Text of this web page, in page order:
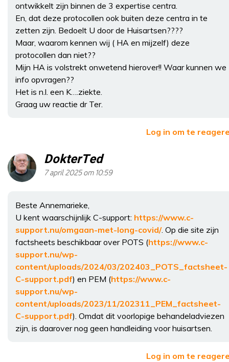
ontwikkelt zijn binnen de 3 expertise centra.
En, dat deze protocollen ook buiten deze centra in te
zetten zijn. Bedoelt U door de Huisartsen????
Maar, waarom kennen wij ( HA en mijzelf) deze
protocollen dan niet??
Mijn HA is volstrekt onwetend hierover!! Waar kunnen we
info opvragen??
Het is n.l. een K….ziekte.
Graag uw reactie dr Ter.
Log in om te
DokterTed
7 april 2025 om 10:59
Beste Annemarieke,
U kent waarschijnlijk C-support: https://www.c-
support.nu/omgaan-met-long-covid/. Op die site zijn
factsheets beschikbaar over POTS (https://www.c-
support.nu/wp-
content/uploads/2024/03/202403_POTS_factsheet-
C-support.pdf) en PEM (https://www.c-
support.nu/wp-
content/uploads/2023/11/202311_PEM_factsheet-
C-support.pdf). Omdat dit voorlopige behandeladviezen
zijn, is daarover nog geen handleiding voor huisartsen.
Log in om te